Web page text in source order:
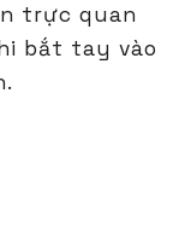
trực quan
bắt tay vào